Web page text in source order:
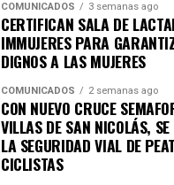
COMUNICADOS 3 semanas ago
CERTIFICAN SALA DE
IMMUJERES PARA
DIGNOS A LAS MUJERES
COMUNICADOS 2 semanas ago
CON NUEVO CRUCE
VILLAS DE SAN NICOLÁS, SE
LA SEGURIDAD VIAL DE
CICLISTAS